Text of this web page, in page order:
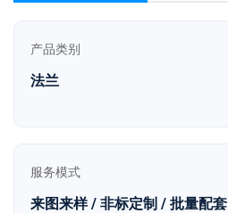
产品类别
法兰
服务模式
来图来样 / 非标定制 / 批量配套